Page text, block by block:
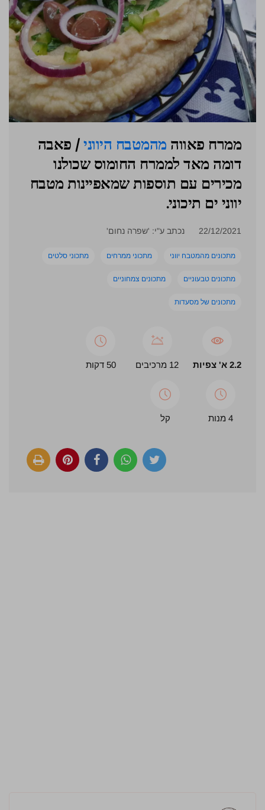
ממרח פאווה מהמטבח היווני/ פאבה
דומה מאד לממרח החומוס שכולנו
מכירים עם תוספות שמאפיינות מטבח
יווני ים תיכוני.
22/12/2021 נכתב ע"י: 'שפרה נחום'
מתכונים מהמטבח יווני מתכוני ממרחים מתכוני סלטים
מתכונים טבעוניים מתכונים צמחוניים
מתכונים של מסעדות
2.2 א' צפיות 12 מרכיבים 50 דקות
4 מנות קל